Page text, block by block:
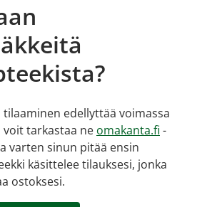
tilaaminen edellyttää voimassa
voit tarkastaa ne omakanta.fi -
varten sinun pitää ensin
käsittelee tilauksesi, jonka
ostoksesi.